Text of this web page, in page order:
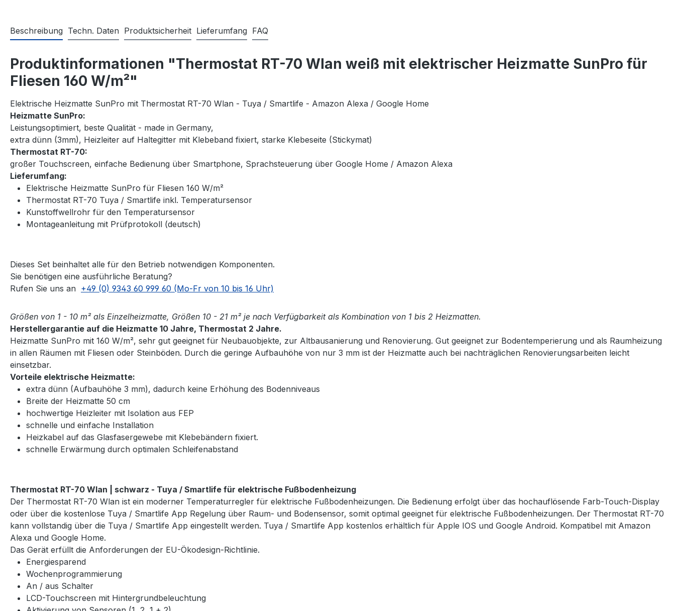
Beschreibung Techn. Daten Produktsicherheit Lieferumfang FAQ
Produktinformationen "Thermostat RT-70 Wlan weiß mit elektrischer Heizmatte SunPro für
Fliesen 160 W/m²"
Elektrische Heizmatte SunPro mit Thermostat RT-70 Wlan - Tuya / Smartlife - Amazon Alexa / Google Home
Heizmatte SunPro:
Leistungsoptimiert, beste Qualität - made in Germany,
extra dünn (3mm), Heizleiter auf Haltegitter mit Klebeband fixiert, starke Klebeseite (Stickymat)
Thermostat RT-70:
großer Touchscreen, einfache Bedienung über Smartphone, Sprachsteuerung über Google Home / Amazon Alexa
Lieferumfang:
Elektrische Heizmatte SunPro für Fliesen 160 W/m²
Thermostat RT-70 Tuya / Smartlife inkl. Temperatursensor
Kunstoffwellrohr für den Temperatursensor
Montageanleitung mit Prüfprotokoll (deutsch)
Dieses Set beinhaltet alle für den Betrieb notwendigen Komponenten.
Sie benötigen eine ausführliche Beratung?
Rufen Sie uns an +49 (0) 9343 60 999 60 (Mo-Fr von 10 bis 16 Uhr)
Größen von 1 - 10 m² als Einzelheizmatte, Größen 10 - 21 m² je nach Verfügbarkeit als Kombination von 1 bis 2 Heizmatten.
Herstellergarantie auf die Heizmatte 10 Jahre, Thermostat 2 Jahre.
Heizmatte SunPro mit 160 W/m², sehr gut geeignet für Neubauobjekte, zur Altbausanierung und Renovierung. Gut geeignet zur Bodentemperierung und als Raumheizung
in allen Räumen mit Fliesen oder Steinböden. Durch die geringe Aufbauhöhe von nur 3 mm ist der Heizmatte auch bei nachträglichen Renovierungsarbeiten leicht
einsetzbar.
Vorteile elektrische Heizmatte:
extra dünn (Aufbauhöhe 3 mm), dadurch keine Erhöhung des Bodenniveaus
Breite der Heizmatte 50 cm
hochwertige Heizleiter mit Isolation aus FEP
schnelle und einfache Installation
Heizkabel auf das Glasfasergewebe mit Klebebändern fixiert.
schnelle Erwärmung durch optimalen Schleifenabstand
Thermostat RT-70 Wlan | schwarz - Tuya / Smartlife für elektrische Fußbodenheizung
Der Thermostat RT-70 Wlan ist ein moderner Temperaturregler für elektrische Fußbodenheizungen. Die Bedienung erfolgt über das hochauflösende Farb-Touch-Display
oder über die kostenlose Tuya / Smartlife App Regelung über Raum- und Bodensensor, somit optimal geeignet für elektrische Fußbodenheizungen. Der Thermostat RT-70
kann vollstandig über die Tuya / Smartlife App eingestellt werden. Tuya / Smartlife App kostenlos erhältlich für Apple IOS und Google Android. Kompatibel mit Amazon
Alexa und Google Home.
Das Gerät erfüllt die Anforderungen der EU-Ökodesign-Richtlinie.
Energiesparend
Wochenprogrammierung
An / aus Schalter
LCD-Touchscreen mit Hintergrundbeleuchtung